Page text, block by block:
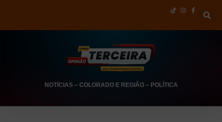
NOTÍCIAS– COLORADO E REGIÃO– POLÍTICA